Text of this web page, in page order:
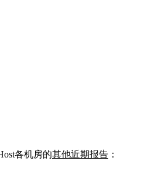
各机房的其他近期报告 ：